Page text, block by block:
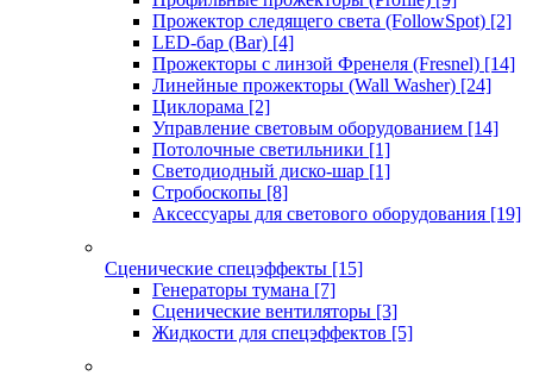
Прожектор следящего света (FollowSpot) [2]
LED-бар (Bar) [4]
Прожекторы с линзой Френеля (Fresnel) [14]
Линейные прожекторы (Wall Washer) [24]
Циклорама [2]
Управление световым оборудованием [14]
Потолочные светильники [1]
Светодиодный диско-шар [1]
Стробоскопы [8]
Аксессуары для светового оборудования [19]
Сценические спецэффекты [15]
Генераторы тумана [7]
Сценические вентиляторы [3]
Жидкости для спецэффектов [5]